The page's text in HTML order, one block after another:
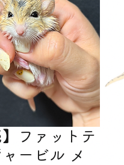
】ファットテ
ービル メ